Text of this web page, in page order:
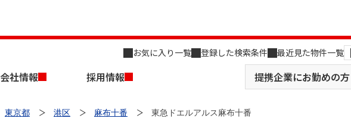
お気に入り一覧 登録した検索条件 最近見た物件一覧
会社情報 採用情報 提携企業にお勤めの方
東京都 港区 麻布十番 東急ドエルアルス麻布十番